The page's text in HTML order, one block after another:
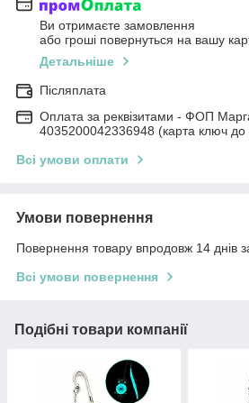
Ви отримаєте замовлення
або гроші повернуться на вашу
Детальніше
Післяплата
Оплата за реквізитами - ФОП
4035200042336948 (карта ключ до
Всі умови оплати
Умови повернення
Повернення товару впродовж 14 днів
Всі умови повернення
Подібні товари компанії